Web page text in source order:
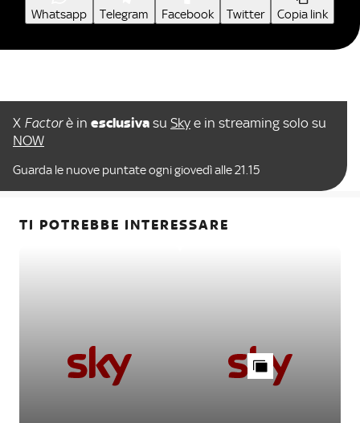
Whatsapp Telegram Facebook Twitter Copia link
X Factorè in esclusiva su Sky e in streaming solo su
NOW
Guarda le nuove puntate ogni giovedì alle 21.15
TI POTREBBE INTERESSARE